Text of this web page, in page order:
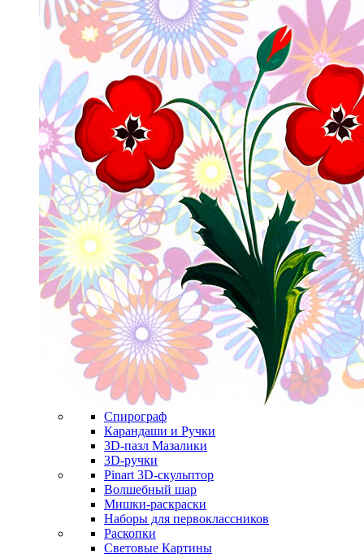
Спирограф
Карандаши и Ручки
3D-пазл Мазалики
3D-ручки
Pinart 3D-скульптор
Волшебный шар
Мишки-раскраски
Наборы для первоклассников
Раскопки
Световые Картины